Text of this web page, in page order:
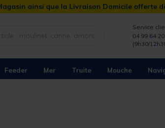
ainsi que la Livraison Domicile offerte
Service
04 99 64
(9h30/
Feeder Mer Truite Mouche